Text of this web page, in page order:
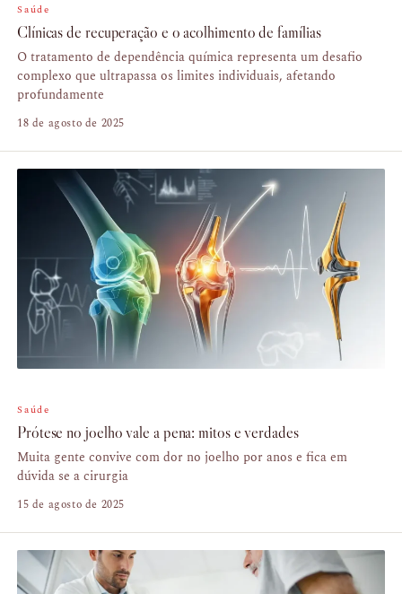
Saúde
Clínicas de recuperação e o acolhimento de famílias
O tratamento de dependência química representa um desafio
complexo que ultrapassa os limites individuais, afetando
profundamente
18 de agosto de 2025
Saúde
Prótese no joelho vale a pena: mitos e verdades
Muita gente convive com dor no joelho por anos e fica em
dúvida se a cirurgia
15 de agosto de 2025